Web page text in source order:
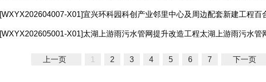
[WXYX202604007-X01]宜兴环科园科创产业邻里中心及周边配套新建工程百
[WXYX202605001-X01]太湖上游雨污水管网提升改造工程太湖上游雨污水管
上一页 1 2 3 4 5 6 7 下一页